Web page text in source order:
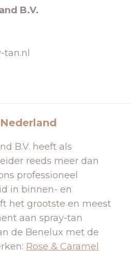
B.V.
tan.nl
B.V. heeft als
reeds meer dan
professioneel
in binnen- en
het grootste en meest
aan spray-tan
de Benelux met de
Rose & Caramel